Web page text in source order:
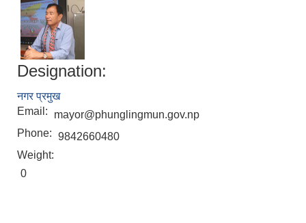
Designation:
नगर प्रमुख
Email:
mayor@phunglingmun.gov.np
Phone: 9842660480
Weight:
0